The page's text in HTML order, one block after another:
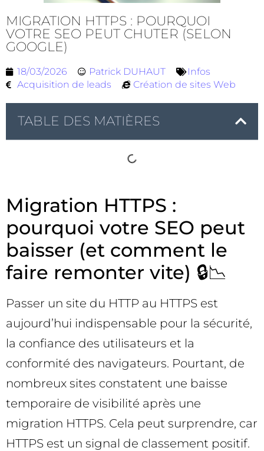
MIGRATION HTTPS : POURQUOI
VOTRE SEO PEUT CHUTER (SELON
GOOGLE)
18/03/2026 Patrick DUHAUT
Infos
Acquisition de leads
Création de sites Web
TABLE DES MATIÈRES
Migration HTTPS :
pourquoi votre SEO peut
baisser (et comment le
faire remonter vite) 🔒📉
Passer un site du HTTP au HTTPS est
aujourd’hui indispensable pour la sécurité,
la confiance des utilisateurs et la
conformité des navigateurs. Pourtant, de
nombreux sites constatent une baisse
temporaire de visibilité après une
migration HTTPS. Cela peut surprendre, car
HTTPS est un signal de classement positif.